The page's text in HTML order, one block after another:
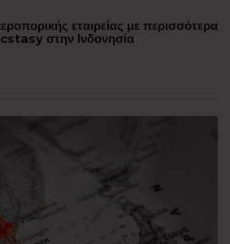
εταιρείας με περισσότερα
στην Ινδονησία